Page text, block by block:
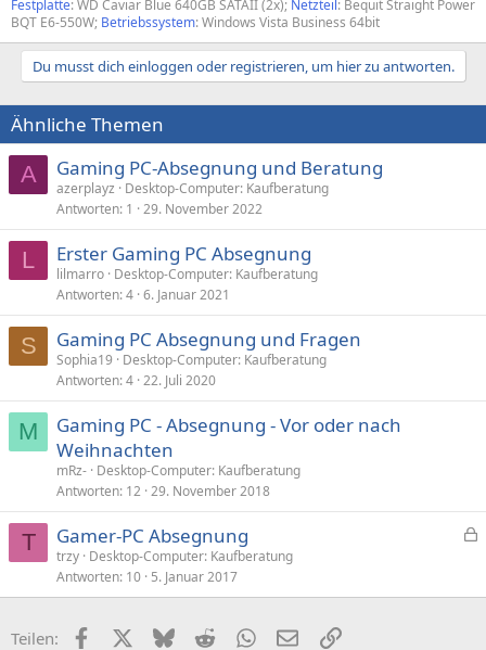
Festplatte: WD Caviar Blue 640GB SATAII (2x); Netzteil: Bequit Straight Power
BQT E6-550W; Betriebssystem: Windows Vista Business 64bit
Du musst dich einloggen oder registrieren, um hier zu antworten.
Ähnliche Themen
A Gaming PC-Absegnung und Beratung
azerplayz
Desktop-Computer: Kaufberatung
Antworten 1 29. November 2022
L Erster Gaming PC Absegnung
lilmarro Desktop-Computer: Kaufberatung
Antworten 4 6. Januar 2021
S Gaming PC Absegnung und Fragen
Sophia19
Desktop-Computer: Kaufberatung
Antworten 4 22. Juli 2020
M
Gaming PC - Absegnung - Vor oder nach
Weihnachten
mRz- Desktop-Computer: Kaufberatung
Antworten 12 29. November 2018
T
p
Gamer-PC Absegnung
trzy Desktop-Computer: Kaufberatung
Antworten 10 5. Januar 2017
Teilen: FacebookX (Twitter)
BlueskyRedditWhatsApp
E-MailLink